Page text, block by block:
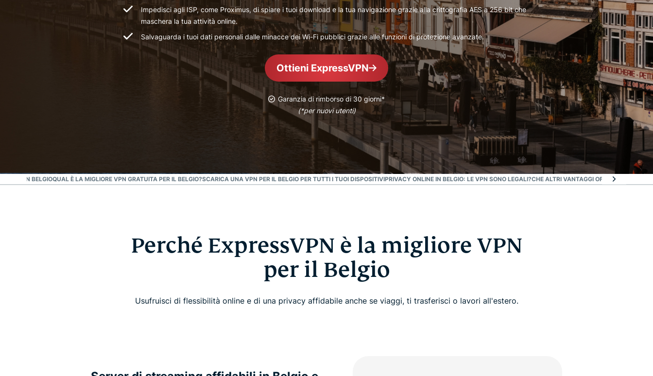
altro.
che mette al
primo posto la
privacy.
Identity
Defender
serie di
strumenti per
la protezione
dell'identità,
il
monitoraggio
rimozione dei
Impedisci agli ISP, come Proximus, di spiare i tuoi download e la tua navigazione grazie alla crittografia AES a 256 bit che
maschera la tua attività online.
Salvaguarda i tuoi dati personali dalle minacce dei Wi-Fi pubblici grazie alle funzioni di protezione avanzate.
Ottieni ExpressVPN
Garanzia di rimborso di 30 giorni*
(*per nuovi utenti)
IN BELGIOQUAL È LA MIGLIORE VPN GRATUITA PER IL BELGIO?SCARICA UNA VPN PER IL BELGIO PER TUTTI I TUOI DISPOSITIVIPRIVACY ONLINE IN BELGIO: LE VPN SONO LEGALI?CHE ALTRI VANTAGGI OFFRE
Perché ExpressVPN è la migliore VPN
per il Belgio
Usufruisci di flessibilità online e di una privacy affidabile anche se viaggi, ti trasferisci o lavori all'estero.